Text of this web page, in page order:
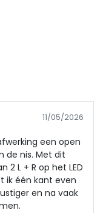
11/05/2026
een open
de nis. Met dit
2 L + R op het LED
ik één kant even
en na vaak